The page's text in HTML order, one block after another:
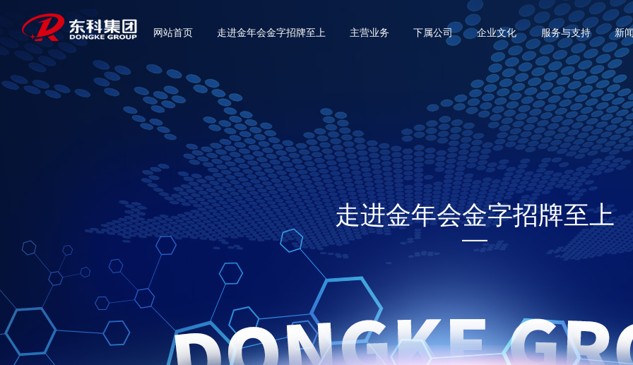
网站首页 走进金年会金字招牌至上 主营业务 下属公司 企业文化 服务与支持 新
走进金年会金字招牌至上